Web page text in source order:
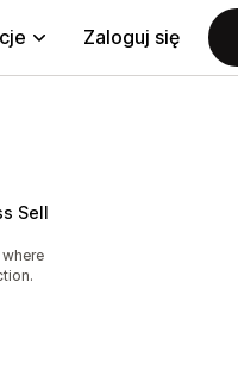
Zaloguj się
Sell